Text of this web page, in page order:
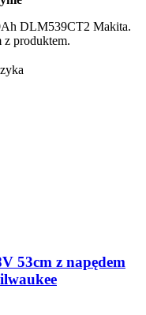
DLM539CT2 Makita.
z produktem.
53cm z napędem